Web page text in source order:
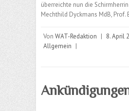
überreichte nun die Schirmherrin
Mechthild Dyckmans MdB, Prof.
Von WAT-Redaktion | 8. April
Allgemein |